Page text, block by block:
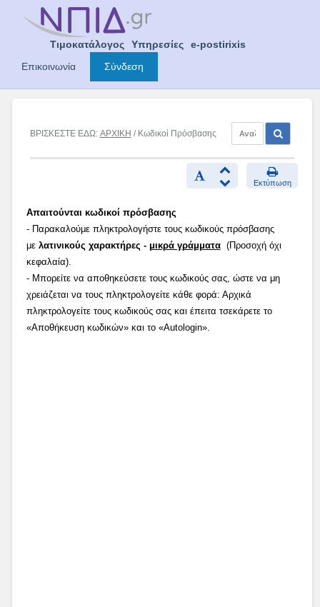
Τιμοκατάλογος Υπηρεσίες
e-postirixis
Επικοινωνία
Σύνδεση
ΒΡΙΣΚΕΣΤΕ ΕΔΩ: ΑΡΧΙΚΗ / Κωδικοί Πρόσβασης
Εκτύπωση
Απαιτούνται κωδικοί πρόσβασης
- Παρακαλούμε πληκτρολογήστε τους κωδικούς πρόσβασης
με λατινικούς χαρακτήρες - μικρά γράμματα(Προσοχή όχι
κεφαλαία).
- Μπορείτε να αποθηκεύσετε τους κωδικούς σας, ώστε να μη
χρειάζεται να τους πληκτρολογείτε κάθε φορά: Αρχικά
πληκτρολογείτε τους κωδικούς σας και έπειτα τσεκάρετε το
«Αποθήκευση κωδικών» και το «Autologin».